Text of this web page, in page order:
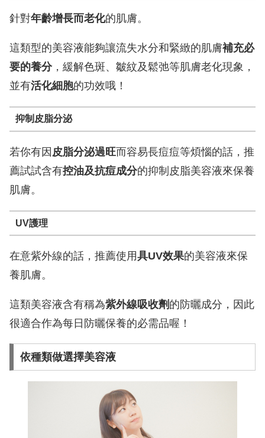
針對年齡增長而老化的肌膚。
這類型的美容液能夠讓流失水分和緊緻的肌膚補充必
要的養分，緩解色斑、皺紋及鬆弛等肌膚老化現象，
並有活化細胞的功效哦！
抑制皮脂分泌
若你有因 皮脂分泌過旺而容易長痘痘等煩惱的話，推
薦試試含有控油及抗痘成分的抑制皮脂美容液來保養
肌膚。
UV護理
在意紫外線的話，推薦使用具UV效果的美容液來保
養肌膚。
這類美容液含有稱為紫外線吸收劑 的防曬成分，因此
很適合作為每日防曬保養的必需品喔！
依種類做選擇美容液